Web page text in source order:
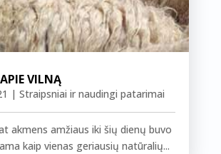
VILNĄ
| Straipsniai ir naudingi patarimai
akmens amžiaus iki šių dienų buvo
kaip vienas geriausių natūralių...